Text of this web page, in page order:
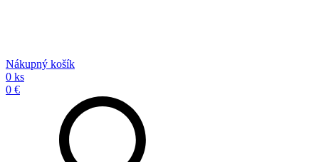
Nákupný košík
0 ks
0 €